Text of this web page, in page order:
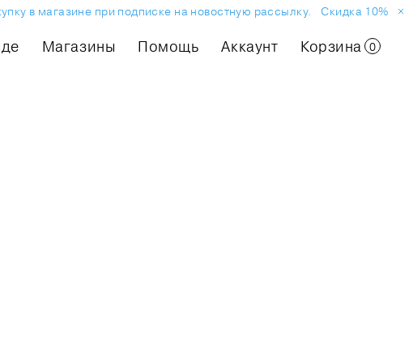
в магазине при подписке на новостную рассылку. Скидка 10% на
Магазины Помощь Аккаунт Корзина 0